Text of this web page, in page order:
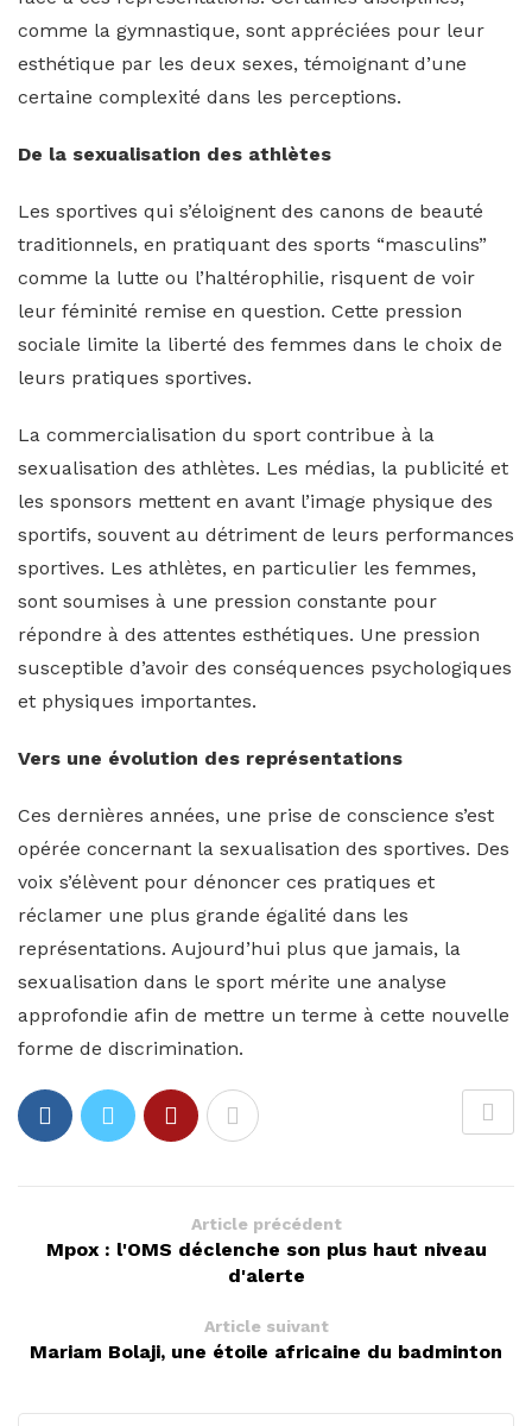
comme la gymnastique, sont appréciées pour leur
esthétique par les deux sexes, témoignant d’une
certaine complexité dans les perceptions.
De la sexualisation des athlètes
Les sportives qui s’éloignent des canons de beauté
traditionnels, en pratiquant des sports “masculins”
comme la lutte ou l’haltérophilie, risquent de voir
leur féminité remise en question. Cette pression
sociale limite la liberté des femmes dans le choix de
leurs pratiques sportives.
La commercialisation du sport contribue à la
sexualisation des athlètes. Les médias, la publicité et
les sponsors mettent en avant l’image physique des
sportifs, souvent au détriment de leurs performances
sportives. Les athlètes, en particulier les femmes,
sont soumises à une pression constante pour
répondre à des attentes esthétiques. Une pression
susceptible d’avoir des conséquences psychologiques
et physiques importantes.
Vers une évolution des représentations
Ces dernières années, une prise de conscience s’est
opérée concernant la sexualisation des sportives. Des
voix s’élèvent pour dénoncer ces pratiques et
réclamer une plus grande égalité dans les
représentations. Aujourd’hui plus que jamais, la
sexualisation dans le sport mérite une analyse
approfondie afin de mettre un terme à cette nouvelle
forme de discrimination.
Article précédent
Mpox : l'OMS déclenche son plus haut niveau
d'alerte
Article suivant
Mariam Bolaji, une étoile africaine du badminton